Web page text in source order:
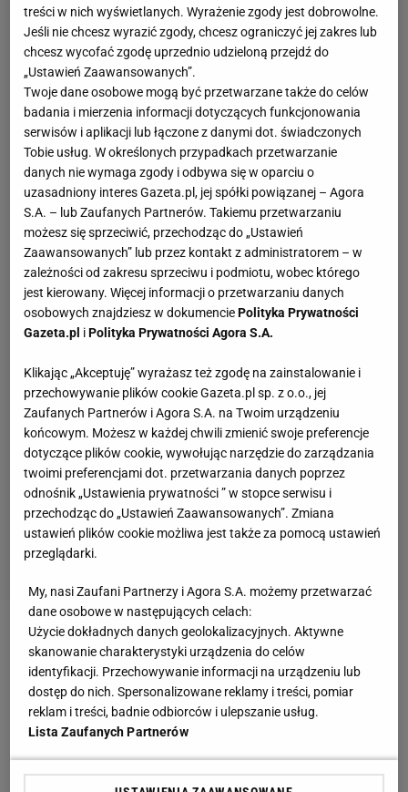
Zobacz wideoW Warszawie zaprezentowano
puchar Euro 2024
Piątek zmarnował rzut karny, który mógł dać cenny
treści w nich wyświetlanych. Wyrażenie zgody jest dobrowolne.
Jeśli nie chcesz wyrazić zgody, chcesz ograniczyć jej zakres lub
chcesz wycofać zgodę uprzednio udzieloną przejdź do
„Ustawień Zaawansowanych”.
Twoje dane osobowe mogą być przetwarzane także do celów
badania i mierzenia informacji dotyczących funkcjonowania
serwisów i aplikacji lub łączone z danymi dot. świadczonych
Tobie usług. W określonych przypadkach przetwarzanie
danych nie wymaga zgody i odbywa się w oparciu o
uzasadniony interes Gazeta.pl, jej spółki powiązanej – Agora
S.A. – lub Zaufanych Partnerów. Takiemu przetwarzaniu
możesz się sprzeciwić, przechodząc do „Ustawień
Zaawansowanych” lub przez kontakt z administratorem – w
zależności od zakresu sprzeciwu i podmiotu, wobec którego
jest kierowany. Więcej informacji o przetwarzaniu danych
osobowych znajdziesz w dokumenciePolityka Prywatności
Gazeta.pl iPolityka Prywatności Agora S.A.
Klikając „Akceptuję” wyrażasz też zgodę na zainstalowanie i
przechowywanie plików cookie Gazeta.pl sp. z o.o., jej
Zaufanych Partnerów i Agora S.A. na Twoim urządzeniu
końcowym. Możesz w każdej chwili zmienić swoje preferencje
dotyczące plików cookie, wywołując narzędzie do zarządzania
twoimi preferencjami dot. przetwarzania danych poprzez
odnośnik „Ustawienia prywatności ” w stopce serwisu i
przechodząc do „Ustawień Zaawansowanych”. Zmiana
ustawień plików cookie możliwa jest także za pomocą ustawień
przeglądarki.
My, nasi Zaufani Partnerzy i Agora S.A. możemy przetwarzać
dane osobowe w następujących celach:
Użycie dokładnych danych geolokalizacyjnych. Aktywne
skanowanie charakterystyki urządzenia do celów
identyfikacji. Przechowywanie informacji na urządzeniu lub
dostęp do nich. Spersonalizowane reklamy i treści, pomiar
reklam i treści, badnie odbiorców i ulepszanie usług.
Lista Zaufanych Partnerów